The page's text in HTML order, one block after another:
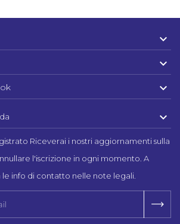

Riceverai i nostri aggiornamenti sulla
l'iscrizione in ogni momento. A
le info di contatto nelle note legali.


